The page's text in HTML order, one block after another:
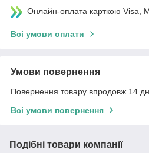
Онлайн-оплата карткою Visa,
Всі умови оплати
Умови повернення
Повернення товару впродовж 14
Всі умови повернення
Подібні товари компанії